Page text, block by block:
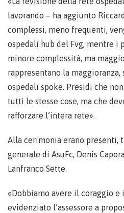
lavorando – ha aggiunto
complessi, meno frequenti,
ospedali hub del Fvg, mentre i
minore complessità, ma
rappresentano la
ospedali spoke. Presidi che
tutti le stesse cose, ma che
rafforzare l’intera rete».
Alla cerimonia erano
generale di AsuFc, Denis
Lanfranco Sette.
«Dobbiamo avere il coraggio e
evidenziato l’assessore a